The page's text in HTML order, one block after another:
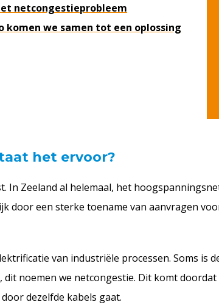
netcongestieprobleem
komen we samen tot een oplossing
het ervoor?
Zeeland al helemaal, het
door een sterke toename van aanvragen
van industriële processen. Soms is
noemen we netcongestie. Dit komt
dezelfde kabels gaat.